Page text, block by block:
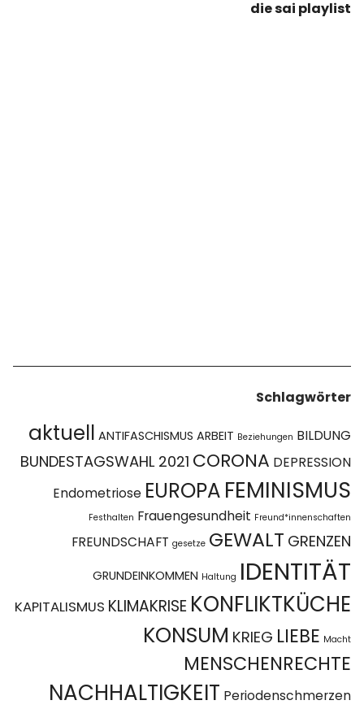
die sai playlist
Schlagwörter
aktuell ANTIFASCHISMUS ARBEIT Beziehungen BILDUNG
BUNDESTAGSWAHL 2021 CORONA DEPRESSION
Endometriose EUROPA FEMINISMUS
Festhalten Frauengesundheit Freund*innenschaften
FREUNDSCHAFT gesetze GEWALT GRENZEN
GRUNDEINKOMMEN Haltung IDENTITÄT
KAPITALISMUS KLIMAKRISE KONFLIKTKÜCHE
KONSUM KRIEG LIEBE Macht
MENSCHENRECHTE
NACHHALTIGKEIT Periodenschmerzen